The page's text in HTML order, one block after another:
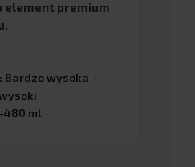
element premium
Bardzo wysoka ·
ml